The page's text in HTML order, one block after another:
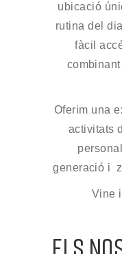
ubicació
rutina del
fàcil
Oferim una
activitats
generació i
Vine